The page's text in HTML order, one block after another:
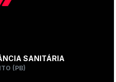
SANITÁRIA
(PB)